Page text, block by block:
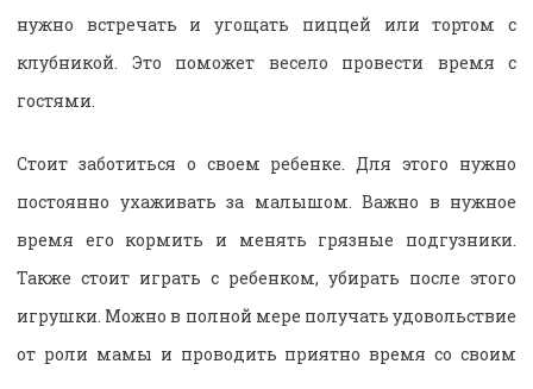
нужно встречать и угощать пиццей или тортом с
клубникой. Это поможет весело провести время с
гостями.
Стоит заботиться о своем ребенке. Для этого нужно
постоянно ухаживать за малышом. Важно в нужное
время его кормить и менять грязные подгузники.
Также стоит играть с ребенком, убирать после этого
игрушки. Можно в полной мере получать удовольствие
от роли мамы и проводить приятно время со своим